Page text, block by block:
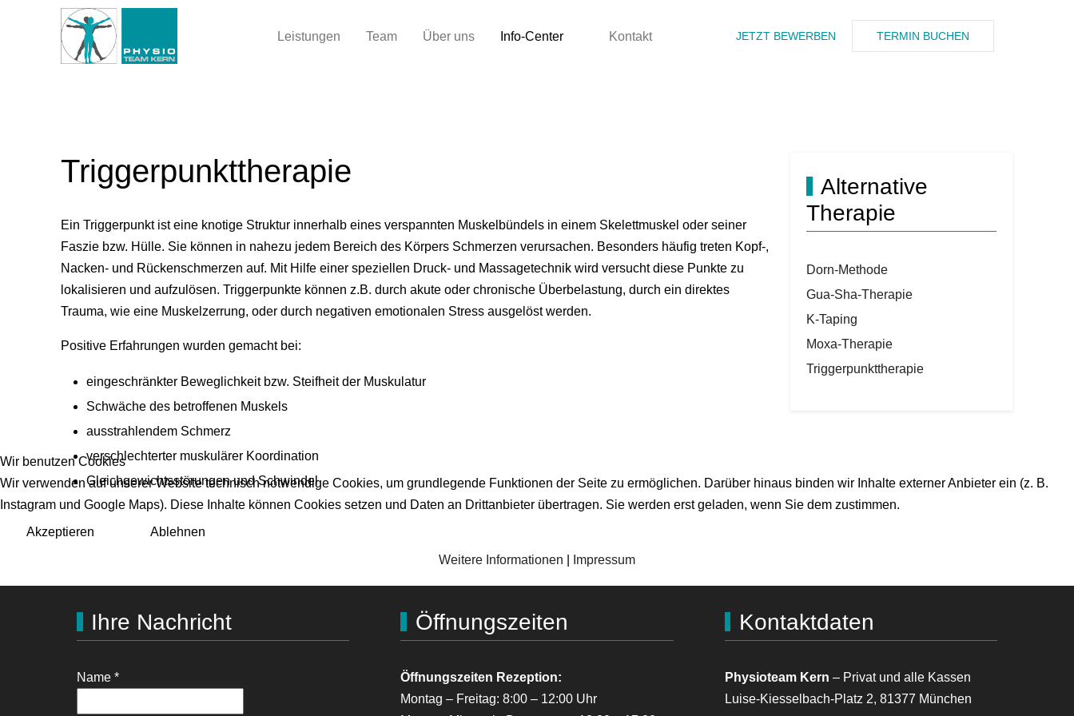
Leistungen Team Über uns Info-Center Kontakt JETZT BEWERBEN TERMIN BUCHEN
Triggerpunkttherapie
Ein Triggerpunkt ist eine knotige Struktur innerhalb eines verspannten Muskelbündels in einem Skelettmuskel oder seiner
Faszie bzw. Hülle. Sie können in nahezu jedem Bereich des Körpers Schmerzen verursachen. Besonders häufig treten Kopf-,
Nacken- und Rückenschmerzen auf. Mit Hilfe einer speziellen Druck- und Massagetechnik wird versucht diese Punkte zu
lokalisieren und aufzulösen. Triggerpunkte können z.B. durch akute oder chronische Überbelastung, durch ein direktes
Trauma, wie eine Muskelzerrung, oder durch negativen emotionalen Stress ausgelöst werden.
Positive Erfahrungen wurden gemacht bei:
eingeschränkter Beweglichkeit bzw. Steifheit der Muskulatur
Schwäche des betroffenen Muskels
ausstrahlendem Schmerz
verschlechterter muskulärer Koordination
Gleichgewichtsstörungen und Schwindel
Alternative
Therapie
Dorn-Methode
Gua-Sha-Therapie
K-Taping
Moxa-Therapie
Triggerpunkttherapie
Ihre Nachricht
Name *
Öffnungszeiten
Öffnungszeiten Rezeption:
Montag – Freitag: 8:00 – 12:00 Uhr
Kontaktdaten
Physioteam Kern – Privat und alle Kassen
Luise-Kiesselbach-Platz 2, 81377 München
Wir benutzen Cookies
Wir verwenden auf unserer Website technisch notwendige Cookies, um grundlegende Funktionen der Seite zu ermöglichen. Darüber hinaus binden wir Inhalte externer Anbieter ein (z. B.
Instagram und Google Maps). Diese Inhalte können Cookies setzen und Daten an Drittanbieter übertragen. Sie werden erst geladen, wenn Sie dem zustimmen.
Akzeptieren
Ablehnen
Weitere Informationen Impressum